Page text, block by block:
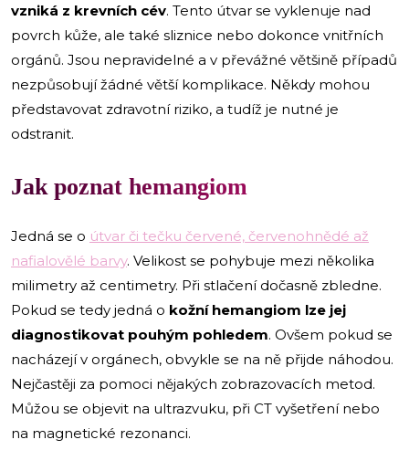
vzniká z krevních cév. Tento útvar se vyklenuje nad
povrch kůže, ale také sliznice nebo dokonce vnitřních
orgánů. Jsou nepravidelné a v převážné většině případů
nezpůsobují žádné větší komplikace. Někdy mohou
představovat zdravotní riziko, a tudíž je nutné je
odstranit.
Jak poznat hemangiom
Jedná se o útvar či tečku červené, červenohnědé až
nafialovělé barvy. Velikost se pohybuje mezi několika
milimetry až centimetry. Při stlačení dočasně zbledne.
Pokud se tedy jedná o kožní hemangiom lze jej
diagnostikovat pouhým pohledem. Ovšem pokud se
nacházejí v orgánech, obvykle se na ně přijde náhodou.
Nejčastěji za pomoci nějakých zobrazovacích metod.
Můžou se objevit na ultrazvuku, při CT vyšetření nebo
na magnetické rezonanci.